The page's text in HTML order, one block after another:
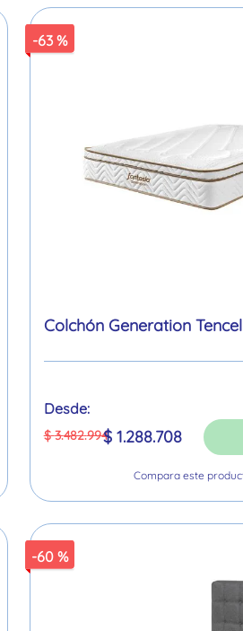
-63 %
Colchón Generation Tencel
Desde:
$ 3.482.994$ 1.288.708
-60 %